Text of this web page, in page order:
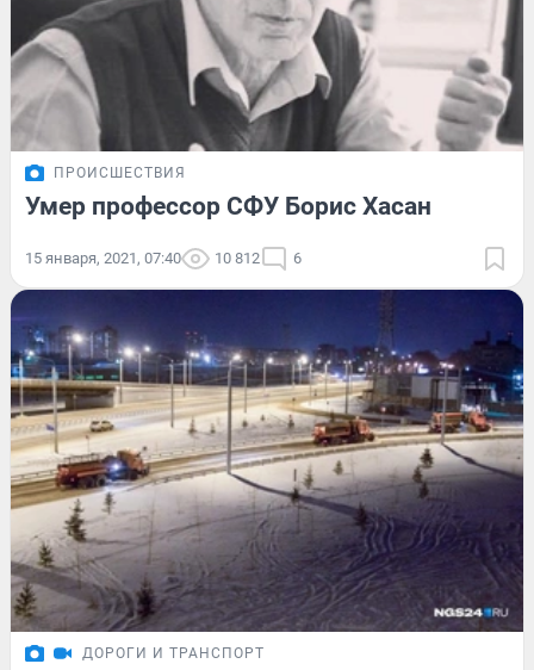
ПРОИСШЕСТВИЯ
Умер профессор СФУ Борис Хасан
15 января, 2021, 07:40 10 812 6
ДОРОГИ И ТРАНСПОРТ